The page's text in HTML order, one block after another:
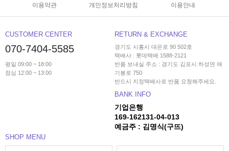
이용약관 개인정보처리방침 이용안내
CUSTOMER CENTER
070-7404-5585
평일 09:00 ~ 18:00
점심 12:00 ~ 13:00
RETURN & EXCHANGE
경기도 시흥시 대은로 90 502호
택배사 : 롯데택배 1588-2121
반품 보내실 주소 : 경기도 김포시 하성면 애
기봉로 750
반드시 지정택배사로 반품 요청해주세요.
BANK INFO
기업은행
169-162131-04-013
예금주 : 김명식(구뜨)
SHOP MENU